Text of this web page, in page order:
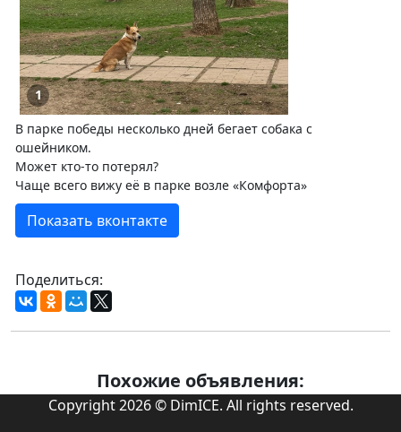
1
В парке победы несколько дней бегает собака с
ошейником.
Может кто-то потерял?
Чаще всего вижу её в парке возле «Комфорта»
Показать вконтакте
Поделиться:
Похожие объявления:
Copyright 2026 © DimICE. All rights reserved.